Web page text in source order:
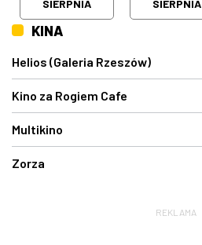
SIERPNIA SIERPNIA
KINA
Helios (Galeria Rzeszów)
Kino za Rogiem Cafe
Multikino
Zorza
REKLAMA